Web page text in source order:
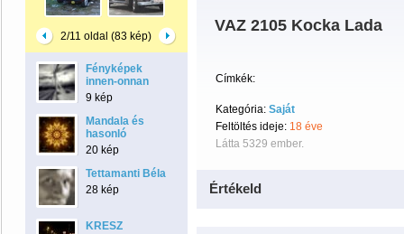
2/11 oldal (83 kép)
Fényképek
innen-onnan
9 kép
Mandala és
hasonló
20 kép
Tettamanti Béla
28 kép
KRESZ
VAZ 2105 Kocka Lada
Címkék:
Kategória: Saját
Feltöltés ideje: 18 éve
Látta 5329 ember.
Értékeld